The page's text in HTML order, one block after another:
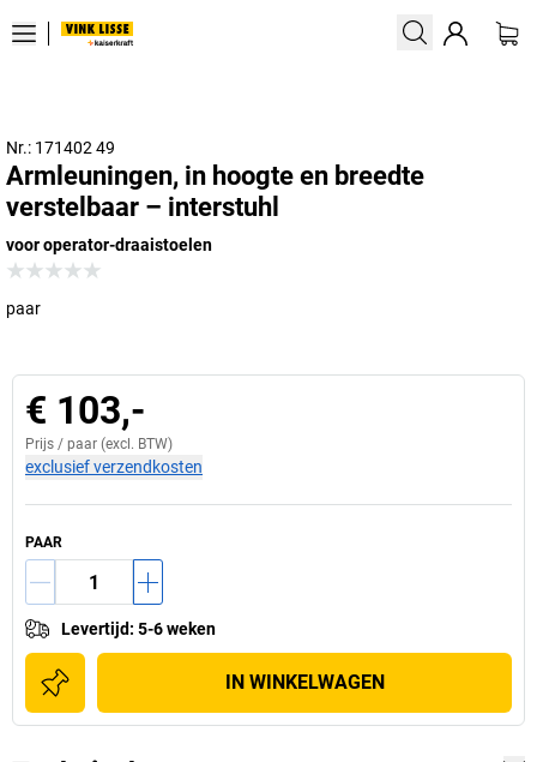
Nr.: 171402 49
Armleuningen, in hoogte en breedte
verstelbaar – interstuhl
voor operator-draaistoelen
paar
€ 103,-
Prijs / paar (excl. BTW)
exclusief verzendkosten
PAAR
Levertijd: 5-6 weken
IN WINKELWAGEN